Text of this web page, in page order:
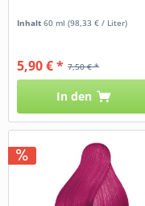
Inhalt60 ml(98,33 € / Liter)
7,50 € *
5,90 € *
In den